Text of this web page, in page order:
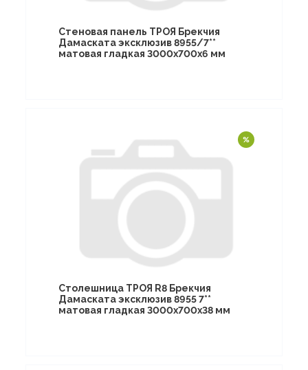
Стеновая панель ТРОЯ Брекчия
Дамаската эксклюзив 8955/7**
матовая гладкая 3000х700х6 мм
Столешница ТРОЯ R8 Брекчия
Дамаската эксклюзив 8955 7**
матовая гладкая 3000х700х38 мм